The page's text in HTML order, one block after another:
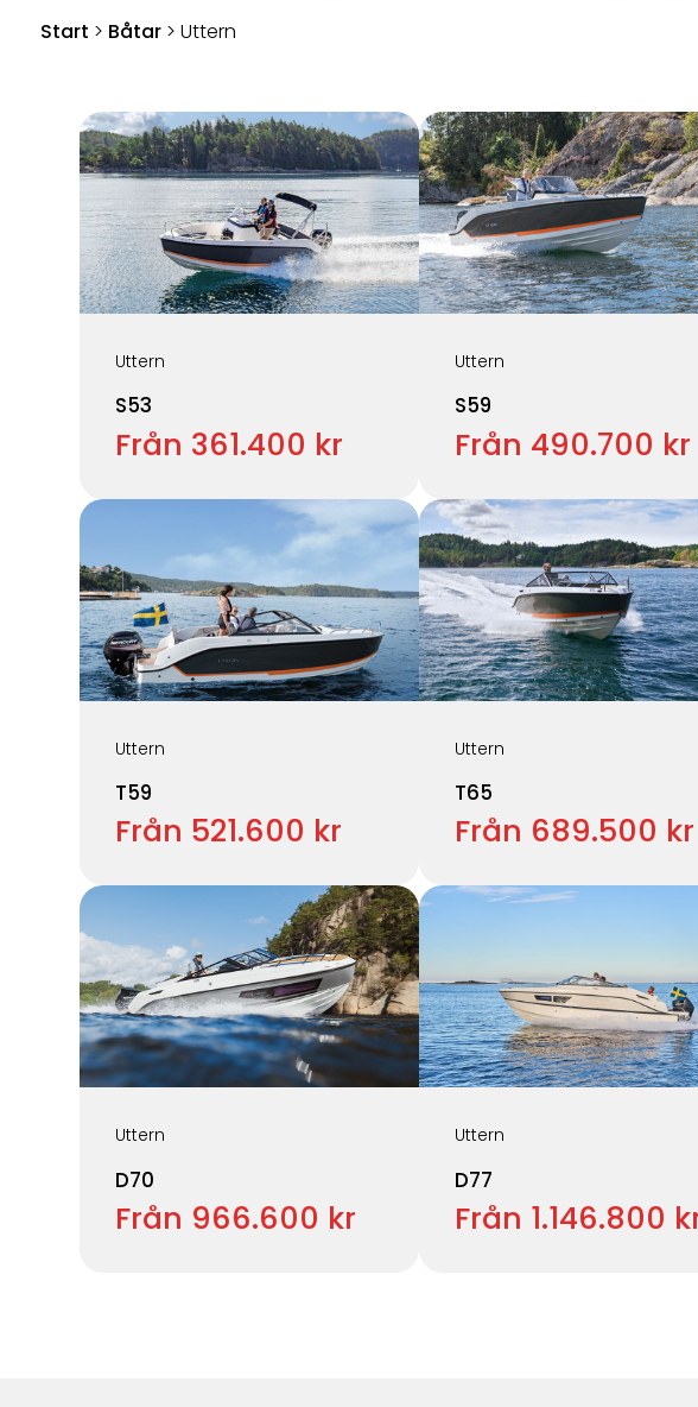
Start > Båtar> Uttern
Uttern
S53
Från 361.400 kr
Uttern
S59
Från 490.700 kr
Uttern
T59
Från 521.600 kr
Uttern
T65
Från 689.500 kr
Uttern
D70
Från 966.600 kr
Uttern
D77
Från 1.146.800